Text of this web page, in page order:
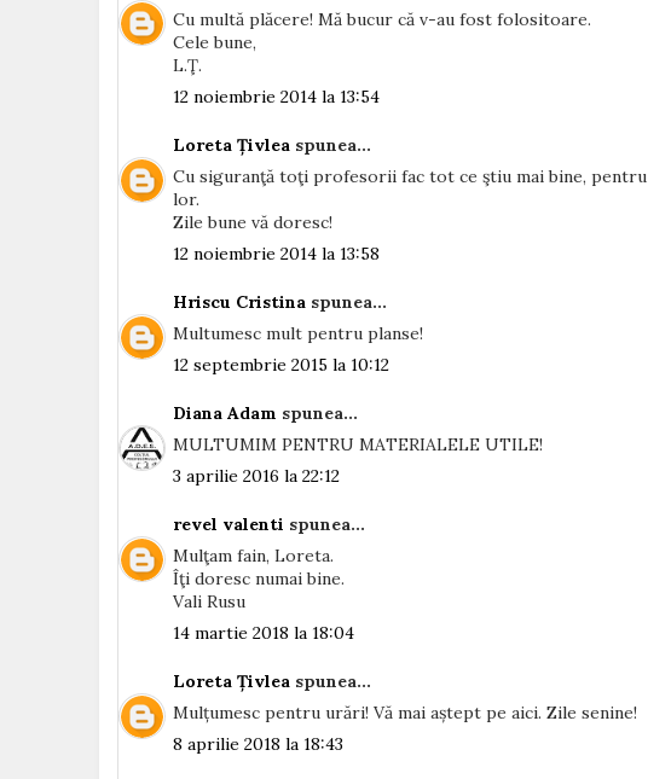
Cu multă plăcere! Mă bucur că v-au fost folositoare.
Cele bune,
L.Ţ.
12 noiembrie 2014 la 13:54
Loreta Țivlea spunea...
Cu siguranţă toţi profesorii fac tot ce ştiu mai bine,
lor.
Zile bune vă doresc!
12 noiembrie 2014 la 13:58
Hriscu Cristina spunea...
Multumesc mult pentru planse!
12 septembrie 2015 la 10:12
Diana Adam spunea...
MULTUMIM PENTRU MATERIALELE UTILE!
3 aprilie 2016 la 22:12
revel valenti spunea...
Mulţam fain, Loreta.
Îţi doresc numai bine.
Vali Rusu
14 martie 2018 la 18:04
Loreta Țivlea spunea...
Mulțumesc pentru urări! Vă mai aștept pe aici. Zile senine!
8 aprilie 2018 la 18:43